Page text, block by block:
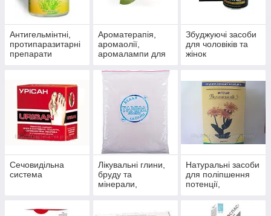
Антигельмінтні,
протипаразитарні
препарати
Ароматерапія,
аромаолії,
аромалампи для
приміщень
Збуджуючі засоби
для чоловіків та
жінок
Сечовидільна
система
Лікувальні глини,
бруду та
мінерали,
концентрати для
Натуральні засоби
для поліпшення
потенції,
чоловічого
здоров'я